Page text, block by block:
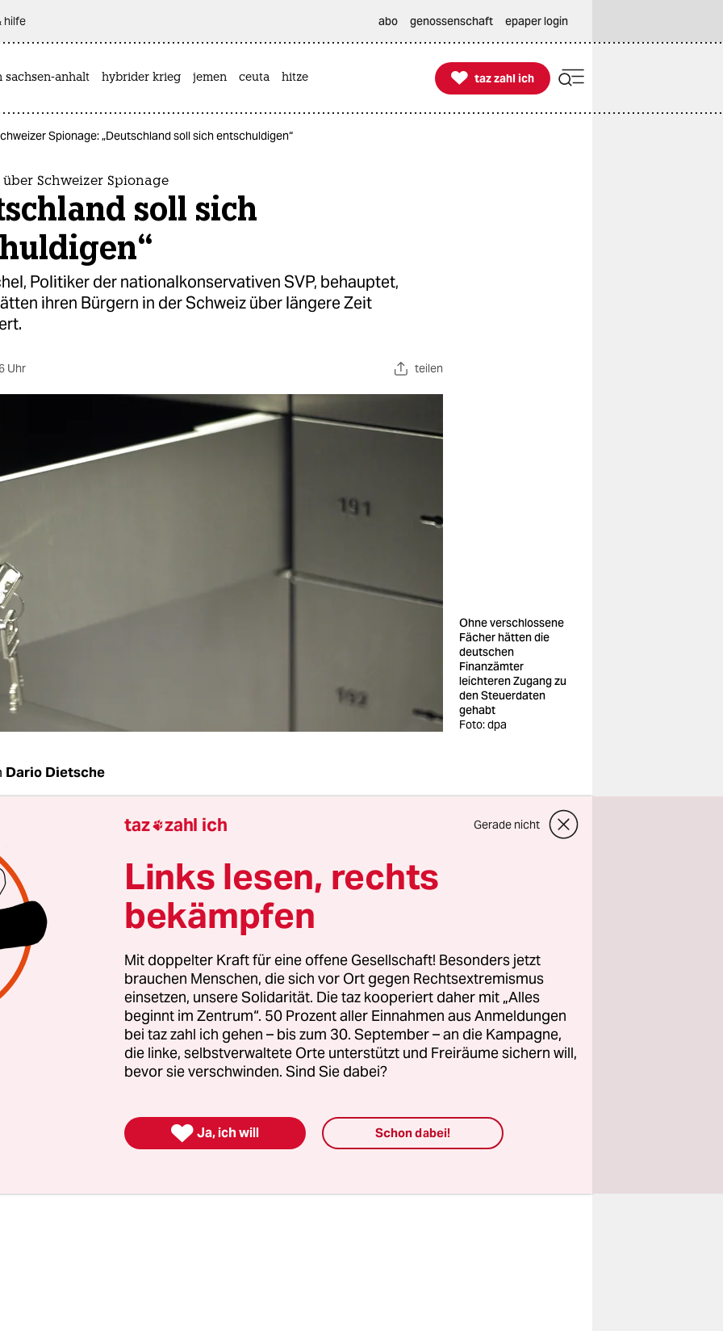
hilfe abo genossenschaft epaper login
sachsen-anhalt hybrider krieg jemen ceuta hitze 
taz zahl ich
taz zahl ich
Spionage: „Deutschland soll sich entschuldigen“
über Schweizer Spionage
soll sich
Politiker der nationalkonservativen SVP, behauptet,
ihren Bürgern in der Schweiz über längere Zeit
Uhr teilen
Ohne verschlossene
Fächer hätten die
deutschen
Finanzämter
leichteren Zugang zu
den Steuerdaten
gehabt
Foto: dpa
Dario Dietsche
vor zwei Wochen haben die deutschen Behörden
Schweizer Agenten festgenommen. Er soll
die Finanzbehörden auszuspionieren. Sie
dass Deutschland sich entschuldigt. Wofür?
Zuerst einmal ist es noch nicht klar, für wen und wofür
im Einsatz war. Das Grundproblem ist ein anderes.
hat von korrupten Bankangestellten jahrelang
Bankdaten gekauft und wohl auch Banken direkt
Dar­aufhin hat der Schweizer Nachrichtendienst
ergriffen. Wenn schon, soll sich Deutschland bei der
verbotener Wirtschaftsspionage entschuldigen – und
taz zahl ich Gerade nicht
Links lesen, rechts
bekämpfen
Mit doppelter Kraft für eine offene Gesellschaft! Besonders jetzt
brauchen Menschen, die sich vor Ort gegen Rechtsextremismus
einsetzen, unsere Solidarität. Die taz kooperiert daher mit „Alles
beginnt im Zentrum“. 50 Prozent aller Einnahmen aus Anmeldungen
bei taz zahl ich gehen – bis zum 30. September – an die Kampagne,
die linke, selbstverwaltete Orte unterstützt und Freiräume sichern will,
bevor sie verschwinden. Sind Sie dabei?
 Ja, ich will Schon dabei!